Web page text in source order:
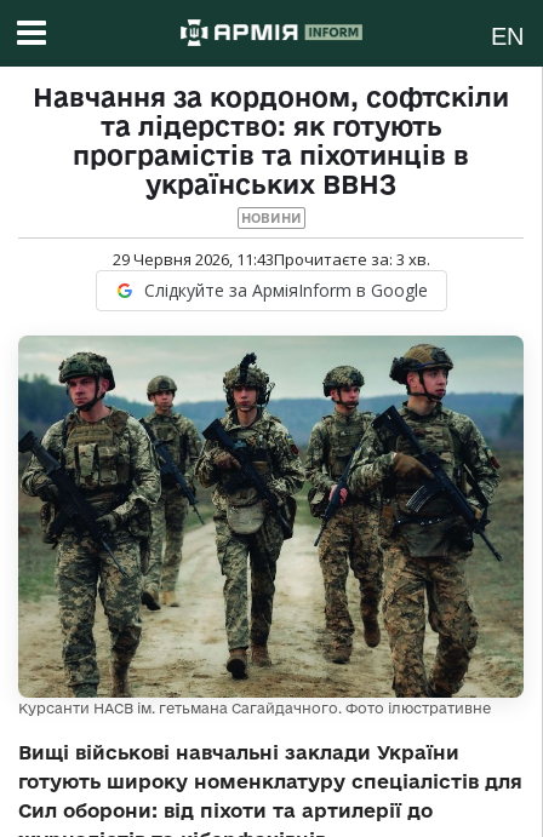
EN
Навчання за кордоном, софтскіли
та лідерство: як готують
програмістів та піхотинців в
українських ВВНЗ
НОВИНИ
29 Червня 2026, 11:43Прочитаєте за: 3 хв.
Слідкуйте за АрміяInform в Google
Курсанти НАСВ ім. гетьмана Сагайдачного. Фото ілюстративне
Вищі військові навчальні заклади України
готують широку номенклатуру спеціалістів для
Сил оборони: від піхоти та артилерії до